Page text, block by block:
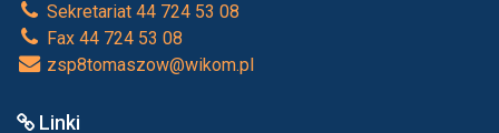
Sekretariat 44 724 53 08
Fax 44 724 53 08
zsp8tomaszow@wikom.pl
Linki